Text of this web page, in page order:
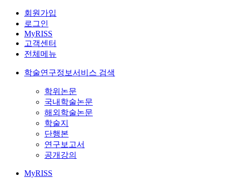
회원가입
로그인
MyRISS
고객센터
전체메뉴
학술연구정보서비스 검색
학위논문
국내학술논문
해외학술논문
학술지
단행본
연구보고서
공개강의
MyRISS